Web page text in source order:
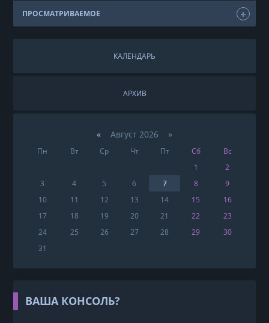
ПРОСМАТРИВАЕМОЕ
КАЛЕНДАРЬ
АРХИВ
«Август 2026 »
Пн Вт Ср Чт Пт Сб
Вс
1
2
3
4 5 6 7 8
9
10
11 12 13 14 15
16
17
18 19 20 21 22
23
24
25 26 27 28 29
30
31
ВАША КОНСОЛЬ?